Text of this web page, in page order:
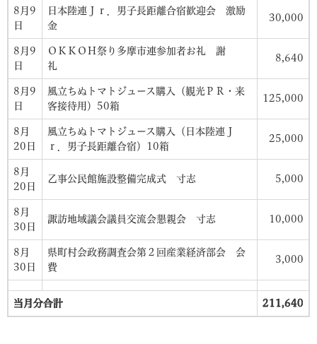
8月9
日
日本陸連Ｊｒ．男子長距離合宿歓迎会 激励
金
30,000
8月9
日
ＯＫＫＯＨ祭り多摩市連参加者お礼 謝
礼
8,640
8月9
日
風立ちぬトマトジュース購入（観光ＰＲ・来
客接待用）50箱
125,000
8月
20日
風立ちぬトマトジュース購入（日本陸連Ｊ
ｒ．男子長距離合宿）10箱
25,000
8月
20日
乙事公民館施設整備完成式 寸志 5,000
8月
30日
諏訪地域議会議員交流会懇親会 寸志 10,000
8月
30日
県町村会政務調査会第２回産業経済部会 会
費
3,000
当月分合計 211,640